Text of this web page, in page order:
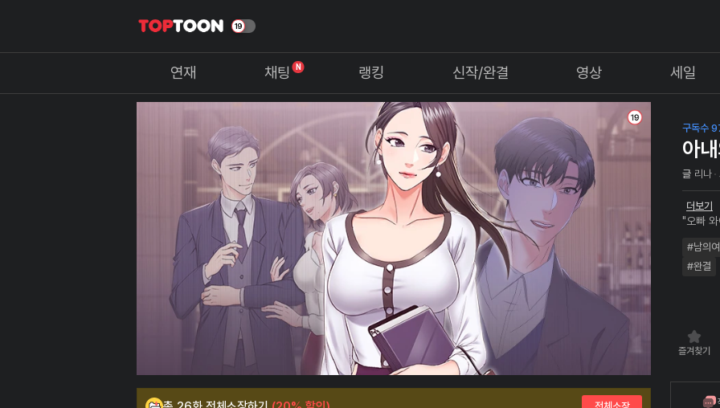
연재 채팅 N 랭킹 신작/완결 영상 세일
구독수
아
글 리나
더보기
"오빠
참석한
#남의
#완결
즐겨찾기
전체소장